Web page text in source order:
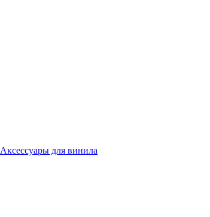
Аксессуары для винила